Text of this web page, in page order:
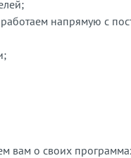
напрямую с
о своих